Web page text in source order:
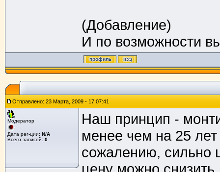
(Добавление)
И по возможности
Отправлено: 23 Марта, 2009 - 17:07:41
Модератор
Дата рег-ции: N/A
Всего записей: 0
Наш принцип -
менее чем на 25 лет
сожалению, сильно